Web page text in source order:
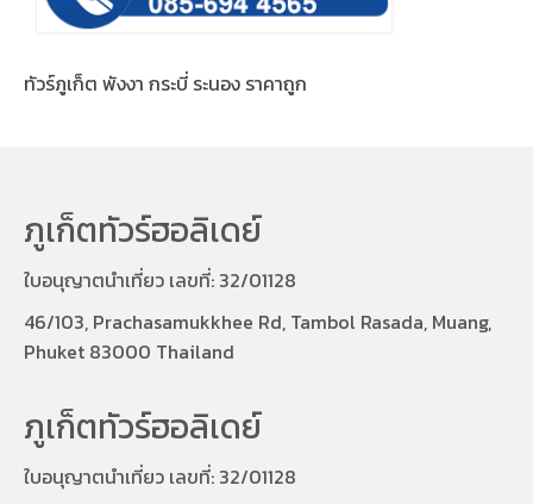
ทัวร์ภูเก็ต พังงา กระบี่ ระนอง ราคาถูก
ภูเก็ตทัวร์ฮอลิเดย์
ใบอนุญาตนำเที่ยว เลขที่: 32/01128
46/103, Prachasamukkhee Rd, Tambol Rasada, Muang,
Phuket 83000 Thailand
ภูเก็ตทัวร์ฮอลิเดย์
ใบอนุญาตนำเที่ยว เลขที่: 32/01128